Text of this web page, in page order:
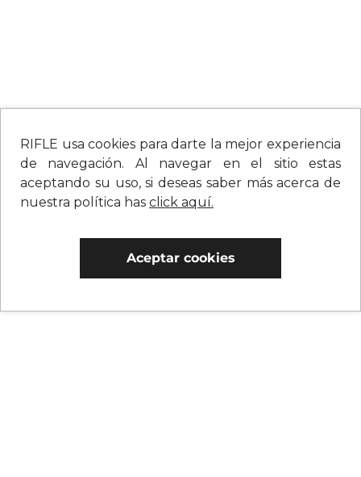
RIFLE usa cookies para darte la mejor experiencia
de navegación. Al navegar en el sitio estas
aceptando su uso, si deseas saber más acerca de
nuestra política has click aquí.
Aceptar cookies